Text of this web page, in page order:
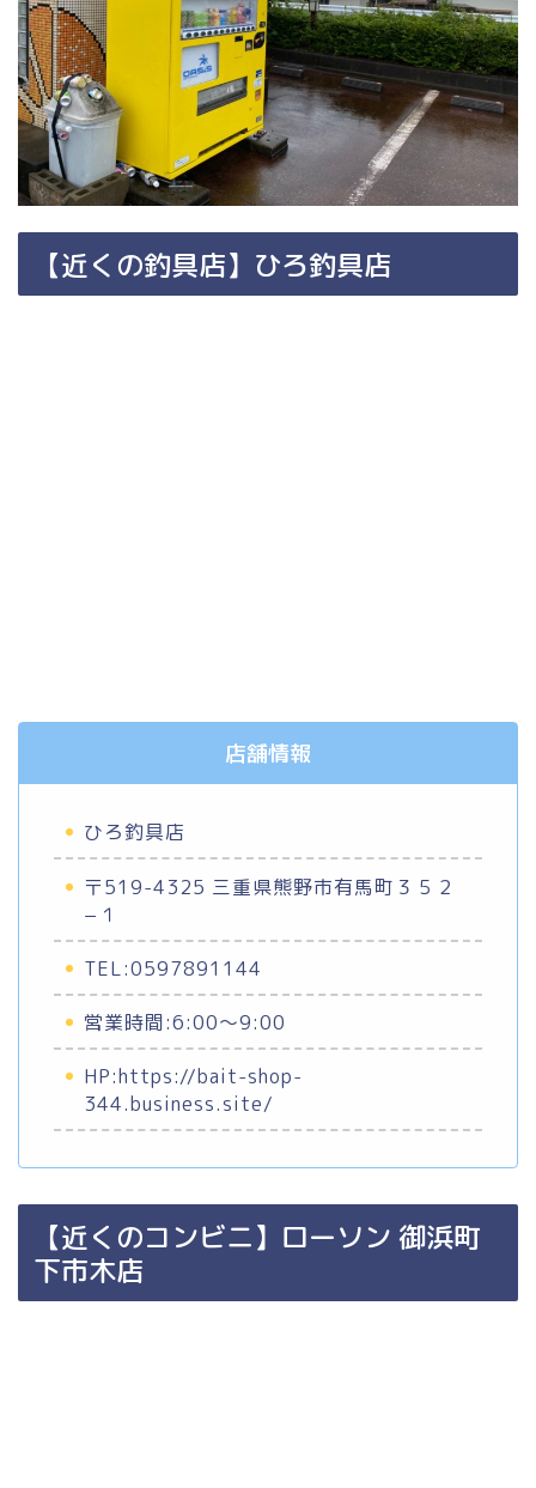
【近くの釣具店】ひろ釣具店
店舗情報
ひろ釣具店
〒519-4325 三重県熊野市有馬町３５２
−１
TEL:0597891144
営業時間:6:00〜9:00
HP:https://bait-shop-
344.business.site/
【近くのコンビニ】ローソン 御浜町
下市木店